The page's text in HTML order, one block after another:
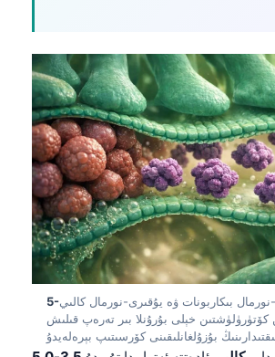
بىكاربونات ۋە يۇقىرى-نورمال كالىي
كۆتۈرۈلۈشتىن خېلى بۇرۇنلا بىر تەرەپ قىلىش